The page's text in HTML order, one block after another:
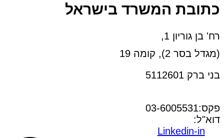
כתובת המשרד בישראל
רח' בן גוריון 1,
(מגדל בסר 2), קומה 19
בני ברק 5112601
פקס:03-6005531
דוא"ל:
Linkedin-in